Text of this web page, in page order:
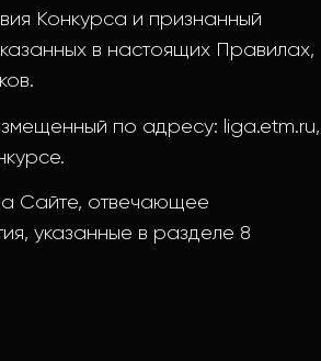
Конкурса и признанный
в настоящих Правилах,
по адресу: liga.etm.ru,
Сайте, отвечающее
указанные в разделе 8